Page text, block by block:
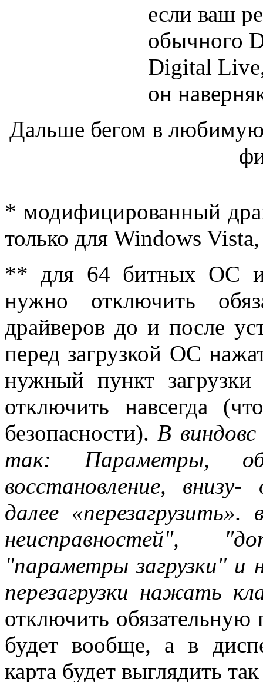
если ваш
обычного
Digital
он
Дальше бегом в любимую
* модифицированный
только для Windows
** для 64 битных ОС и
нужно отключить
драйверов до и после
перед загрузкой ОС
нужный пункт
отключить навсегда
безопасности). В
так: Параметры,
восстановление,
далее
неисправностей",
"параметры загрузки" и
перезагрузки нажать
отключить обязательную
будет вообще, а в
карта будет выглядить так